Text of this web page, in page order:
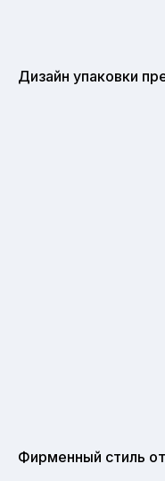
Дизайн упаковки
Фирменный стиль